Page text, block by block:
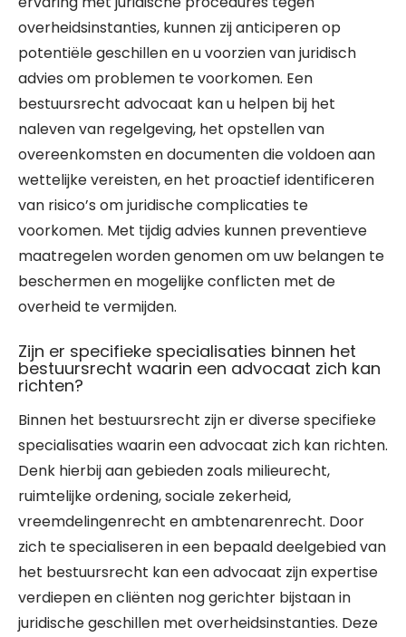
overheidsinstanties, kunnen zij anticiperen op
potentiële geschillen en u voorzien van juridisch
advies om problemen te voorkomen. Een
bestuursrecht advocaat kan u helpen bij het
naleven van regelgeving, het opstellen van
overeenkomsten en documenten die voldoen aan
wettelijke vereisten, en het proactief identificeren
van risico’s om juridische complicaties te
voorkomen. Met tijdig advies kunnen preventieve
maatregelen worden genomen om uw belangen te
beschermen en mogelijke conflicten met de
overheid te vermijden.
Zijn er specifieke specialisaties binnen het
bestuursrecht waarin een advocaat zich kan
richten?
Binnen het bestuursrecht zijn er diverse specifieke
specialisaties waarin een advocaat zich kan richten.
Denk hierbij aan gebieden zoals milieurecht,
ruimtelijke ordening, sociale zekerheid,
vreemdelingenrecht en ambtenarenrecht. Door
zich te specialiseren in een bepaald deelgebied van
het bestuursrecht kan een advocaat zijn expertise
verdiepen en cliënten nog gerichter bijstaan in
juridische geschillen met overheidsinstanties. Deze